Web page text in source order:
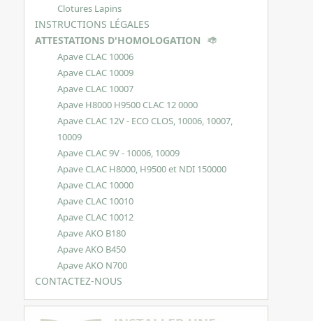
Clotures Lapins
INSTRUCTIONS LÉGALES
ATTESTATIONS D'HOMOLOGATION
Apave CLAC 10006
Apave CLAC 10009
Apave CLAC 10007
Apave H8000 H9500 CLAC 12 0000
Apave CLAC 12V - ECO CLOS, 10006, 10007,
10009
Apave CLAC 9V - 10006, 10009
Apave CLAC H8000, H9500 et NDI 150000
Apave CLAC 10000
Apave CLAC 10010
Apave CLAC 10012
Apave AKO B180
Apave AKO B450
Apave AKO N700
CONTACTEZ-NOUS